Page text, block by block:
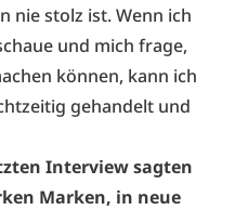
nie stolz ist. Wenn ich
und mich frage,
können, kann ich
gehandelt und
Interview sagten
Marken, in neue